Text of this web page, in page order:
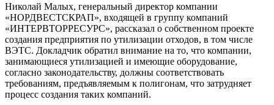
Николай Малых, генеральный директор компании
«НОРДВЕСТСКРАП», входящей в группу компаний
«ИНТЕРВТОРРЕСУРС», рассказал о собственном проекте
создания предприятия по утилизации отходов, в том числе
ВЭТС. Докладчик обратил внимание на то, что компании,
занимающиеся утилизацией и имеющие оборудование,
согласно законодательству, должны соответствовать
требованиям, предъявляемым к полигонам, что затрудняет
процесс создания таких компаний.